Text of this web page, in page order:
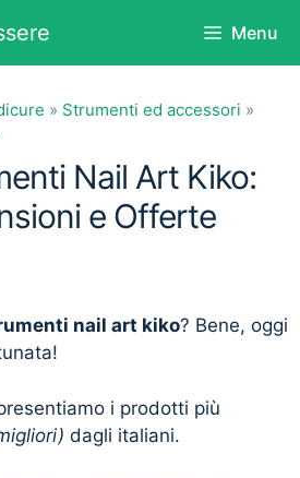
Menu
» Strumenti ed accessori »
Nail Art Kiko:
e Offerte
nail art kiko? Bene, oggi
i prodotti più
dagli italiani.